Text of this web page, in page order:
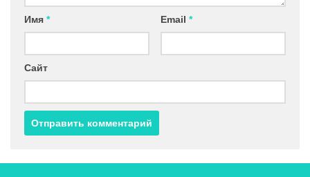
Имя * Email *
Сайт